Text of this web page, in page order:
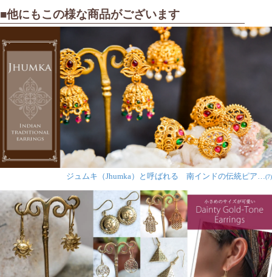
■他にもこの様な商品がございます
ジュムキ（Jhumka）と呼ばれる 南インドの伝統ピア…(7)